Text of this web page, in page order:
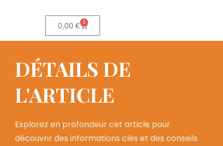
0,00€ 0
DÉTAILS DE
L'ARTICLE
Explorez en profondeur cet article pour
découvrir des informations clés et des conseils